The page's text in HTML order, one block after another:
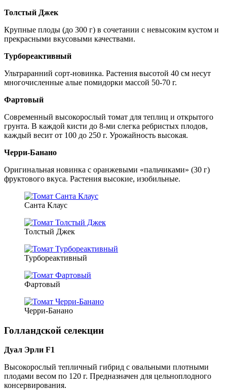
Толстый Джек
Крупные плоды (до 300 г) в сочетании с невысоким кустом и
прекрасными вкусовыми качествами.
Турбореактивный
Ультраранний сорт-новинка. Растения высотой 40 см несут
многочисленные алые помидорки массой 50-70 г.
Фартовый
Современный высокорослый томат для теплиц и открытого
грунта. В каждой кисти до 8-ми слегка ребристых плодов,
каждый весит от 100 до 250 г. Урожайность высокая.
Черри-Банано
Оригинальная новинка с оранжевыми «пальчиками» (30 г)
фруктового вкуса. Растения высокие, изобильные.
Санта Клаус
Толстый Джек
Турбореактивный
Фартовый
Черри-Банано
Голландской селекции
Дуал Эрли F1
Высокорослый тепличный гибрид с овальными плотными
плодами весом по 120 г. Предназначен для цельноплодного
консервирования.